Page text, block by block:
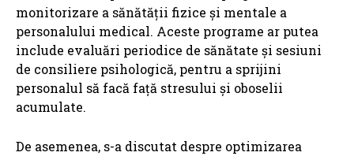
monitorizare a sănătății fizice și mentale a
personalului medical. Aceste programe ar putea
include evaluări periodice de sănătate și sesiuni
de consiliere psihologică, pentru a sprijini
personalul să facă față stresului și oboselii
acumulate.
De asemenea, s-a discutat despre optimizarea